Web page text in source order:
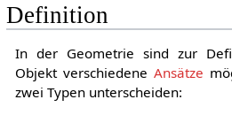
Definition
In der Geometrie sind zur
Objekt verschiedene Ansätze
zwei Typen unterscheiden: